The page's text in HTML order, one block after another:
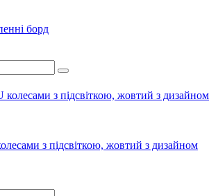
борд
з підсвіткою, жовтий з дизайном